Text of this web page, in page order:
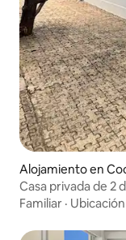
Alojamiento en
Casa privada de 2
Familiar · Ubicación